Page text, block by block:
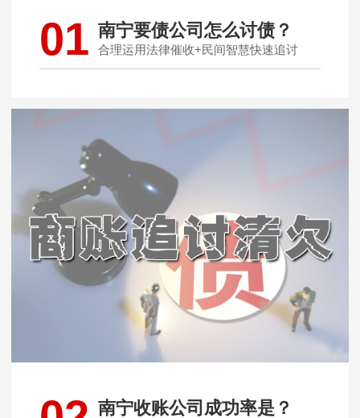
01 南宁要债公司怎么讨债？
合理运用法律催收+民间智慧快速追讨
南宁收账公司成功率是？